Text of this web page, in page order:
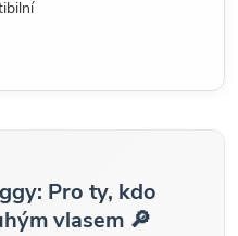
Pro ty, kdo
vlasem 🔎